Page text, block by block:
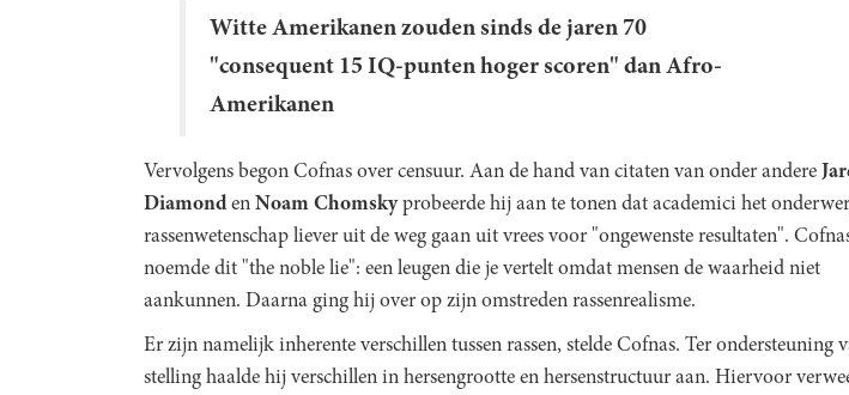
Witte Amerikanen zouden sinds de jaren 70
"consequent 15 IQ-punten hoger scoren" dan Afro-
Amerikanen
Vervolgens begon Cofnas over censuur. Aan de hand van citaten van onder andere
Diamonden Noam Chomskyprobeerde hij aan te tonen dat academici het
rassenwetenschap liever uit de weg gaan uit vrees voor "ongewenste resultaten".
noemde dit "the noble lie": een leugen die je vertelt omdat mensen de waarheid niet
aankunnen. Daarna ging hij over op zijn omstreden rassenrealisme.
Er zijn namelijk inherente verschillen tussen rassen, stelde Cofnas. Ter ondersteuning
stelling haalde hij verschillen in hersengrootte en hersenstructuur aan. Hiervoor